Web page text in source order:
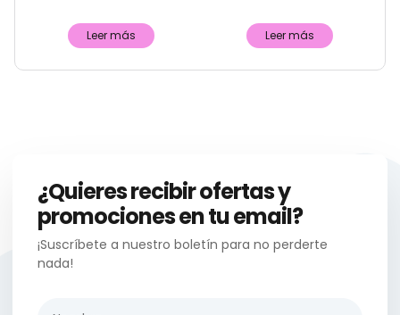
Leer más Leer más
¿Quieres recibir ofertas y
promociones en tu email?
¡Suscríbete a nuestro boletín para no perderte
nada!